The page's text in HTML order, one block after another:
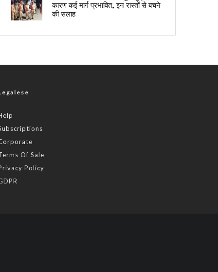
कारण कई मार्ग प्रभावित, इन रास्तों से बचने
की सलाह
Of Sale
Policy